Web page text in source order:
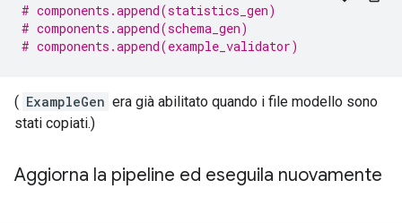
# components.append(statistics_gen)
# components.append(schema_gen)
# components.append(example_validator)
( ExampleGen era già abilitato quando i file modello sono
stati copiati.)
Aggiorna la pipeline ed eseguila nuovamente